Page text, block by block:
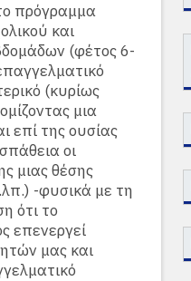
πρόγραμμα
και
(φέτος 6-
(κυρίως
μια
επί της ουσίας
οι
μιας θέσης
-φυσικά με τη
ότι το
επενεργεί
μας και